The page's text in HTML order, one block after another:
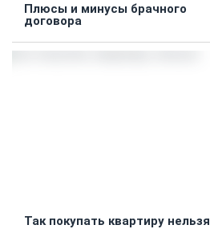
Плюсы и минусы брачного
договора
Так покупать квартиру нельзя